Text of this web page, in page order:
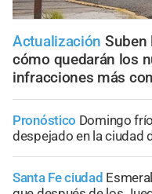
Actualización Suben
cómo quedarán los
infracciones más
Pronóstico Domingo
despejado en la ciudad
Santa Fe ciudad